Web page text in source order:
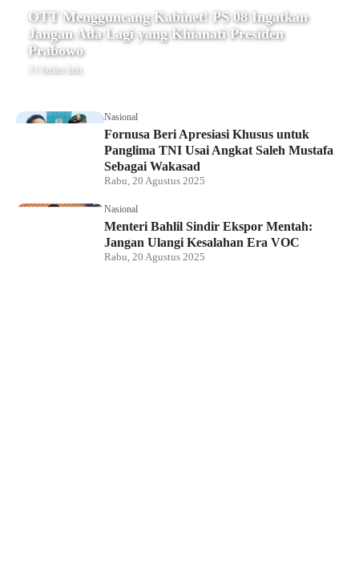
OTT Mengguncang Kabinet! PS 08 Ingatkan
Jangan Ada Lagi yang Khianati Presiden
Prabowo
11 bulan lalu
Nasional
Fornusa Beri Apresiasi Khusus untuk
Panglima TNI Usai Angkat Saleh Mustafa
Sebagai Wakasad
Rabu, 20 Agustus 2025
Nasional
Menteri Bahlil Sindir Ekspor Mentah:
Jangan Ulangi Kesalahan Era VOC
Rabu, 20 Agustus 2025